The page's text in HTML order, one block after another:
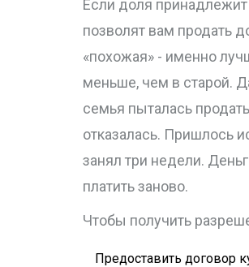
Если доля
позволят вам продать
«похожая» - именно
меньше, чем в старой.
семья пыталась
отказалась. Пришлось
занял три недели.
платить заново.
Чтобы получить
Предоставить договор